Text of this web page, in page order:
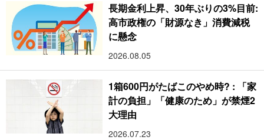
長期金利上昇、30年ぶりの3%目前:
高市政権の「財源なき」消費減税
に懸念
2026.08.05
1箱600円がたばこのやめ時? : 「家
計の負担」「健康のため」が禁煙2
大理由
2026.07.23